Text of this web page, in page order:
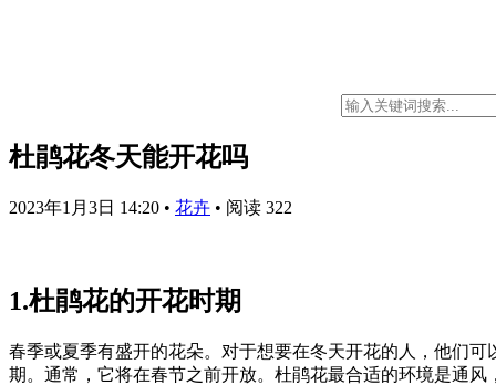
杜鹃花冬天能开花吗
2023年1月3日 14:20 • 花卉 • 阅读 322
1.杜鹃花的开花时期
春季或夏季有盛开的花朵。对于想要在冬天开花的人，他们
期。通常，它将在春节之前开放。杜鹃花最合适的环境是通